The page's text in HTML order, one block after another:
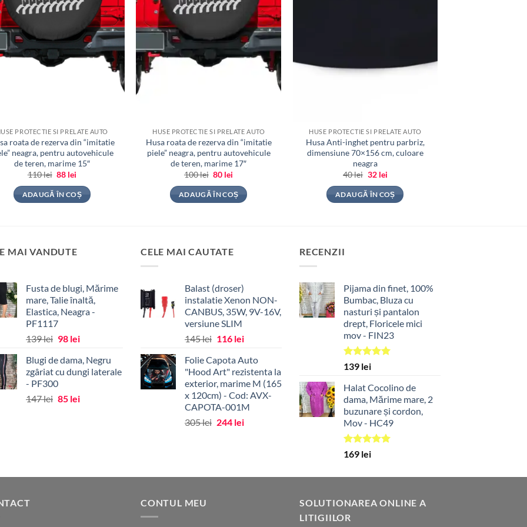
PROTECTIE SI PRELATE AUTO
roata de rezerva din “imitatie
neagra, pentru autovehicule
de teren, marime 15″
110lei Prețul
a
fost:
88 lei
este:
88 lei.
ADAUGĂ ÎN COȘ
HUSE PROTECTIE SI PRELATE AUTO
Husa roata de rezerva din “imitatie
piele” neagra, pentru autovehicule
de teren, marime 17″
100lei Prețul
a
fost:
80 lei
este:
80 lei.
ADAUGĂ ÎN COȘ
HUSE PROTECTIE SI PRELATE AUTO
Husa Anti-inghet pentru parbriz,
dimensiune 70×156 cm, culoare
neagra
40lei Prețul
a
fost:
32 leiPrețul
este:
32 lei.
ADAUGĂ ÎN COȘ
MAI VANDUTE
Fusta de blugi, Mărime
mare, Talie înaltă,
Elastica, Neagra -
PF1117
139lei Prețul
a
fost:
139 lei.
98 leiPrețul
este:
98 lei.
Blugi de dama, Negru
zgâriat cu dungi laterale
- PF300
147lei Prețul
85 leiPrețul
CELE MAI CAUTATE
Balast (droser)
instalatie Xenon NON-
CANBUS, 35W, 9V-16V,
versiune SLIM
145lei Prețul
a
fost:
145 lei.
116 leiPrețul
este:
116 lei.
Folie Capota Auto
"Hood Art" rezistenta la
exterior, marime M (165
x 120cm) - Cod: AVX-
CAPOTA-001M
305lei Prețul
244 leiPrețul
RECENZII
Pijama din finet, 100%
Bumbac, Bluza cu
nasturi și pantalon
drept, Floricele mici
mov - FIN23
Evaluat la
139 lei
Halat Cocolino de
dama, Mărime mare, 2
buzunare și cordon,
Mov - HC49
Evaluat la
169 lei
CONTUL MEU
SOLUTIONAREA ONLINE A
LITIGIILOR